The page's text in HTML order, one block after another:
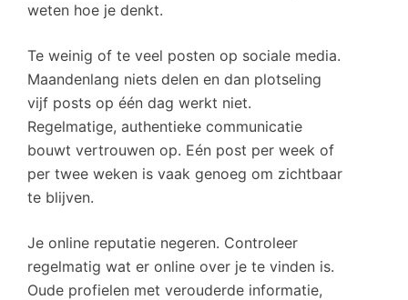
weten hoe je denkt.
Te weinig of te veel posten op sociale media.
Maandenlang niets delen en dan plotseling
vijf posts op één dag werkt niet.
Regelmatige, authentieke communicatie
bouwt vertrouwen op. Eén post per week of
per twee weken is vaak genoeg om zichtbaar
te blijven.
Je online reputatie negeren. Controleer
regelmatig wat er online over je te vinden is.
Oude profielen met verouderde informatie,